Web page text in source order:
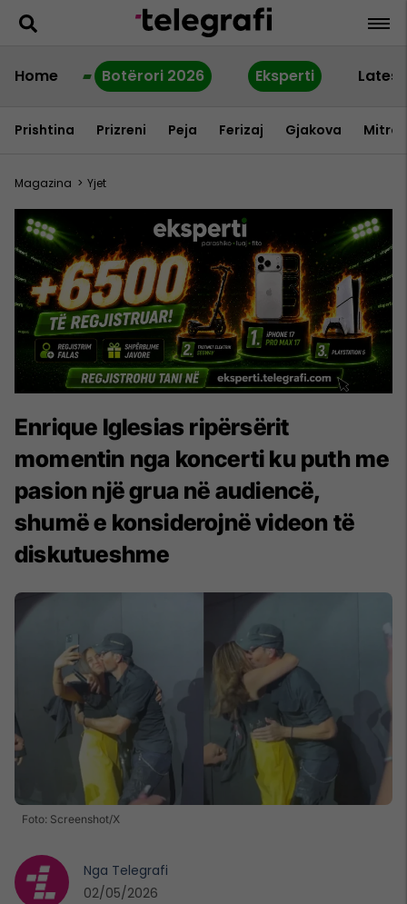
Home Botërori 2026 Eksperti Latest
Prishtina Prizreni Peja Ferizaj Gjakova
Magazina > Yjet
Enrique Iglesias ripërsërit
momentin nga koncerti ku puth me
pasion një grua në audiencë,
shumë e konsiderojnë videon të
diskutueshme
Foto: Screenshot/X
Nga Telegrafi
02/05/2026